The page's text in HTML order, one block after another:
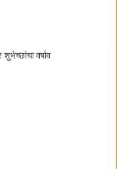
वर्षाव